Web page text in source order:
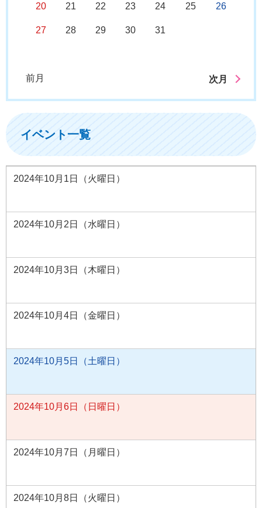
20 21 22 23 24 25 26
27 28 29 30 31
前月 次月
イベント一覧
2024年10月1日（火曜日）
2024年10月2日（水曜日）
2024年10月3日（木曜日）
2024年10月4日（金曜日）
2024年10月5日（土曜日）
2024年10月6日（日曜日）
2024年10月7日（月曜日）
2024年10月8日（火曜日）